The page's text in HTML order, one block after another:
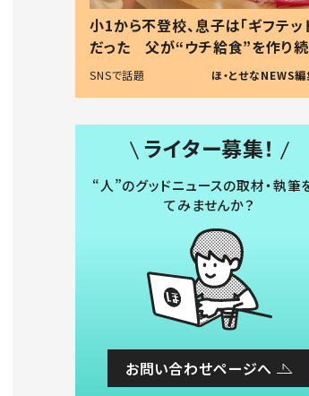
小1から不登校、息子は「ギフテッ
だった 父が“ウチ給食”を作り
る理由とは #令和の親 #令和の
SNSで話題 ほ・とせなNEWS
ライター募集！
“人”のグッドニュースの取材・執筆
てみませんか？
お問い合わせページへ